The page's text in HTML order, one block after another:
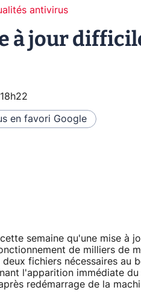
antivirus
à jour
en favori Google
semaine qu'une mise à
de milliers de
fichiers nécessaires au
l'apparition immédiate
redémarrage de la